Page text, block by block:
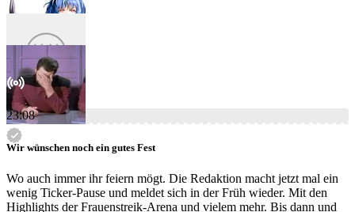
23:08
Wir wünschen noch ein gutes Fest
Wo auch immer ihr feiern mögt. Die Redaktion macht jetzt mal ein
wenig Ticker-Pause und meldet sich in der Früh wieder. Mit den
Highlights der Frauenstreik-Arena und vielem mehr. Bis dann und